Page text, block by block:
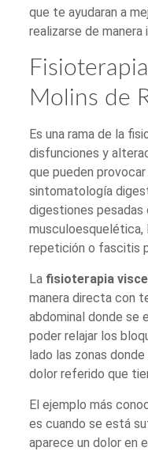
que te ayudaran a
realizarse de manera
Molins de
Es una rama de la
disfunciones y
que pueden
sintomatología
digestiones
musculoesquelética,
repetición o fascitis
La fisioterapia
manera directa con
abdominal donde se
poder relajar los
lado las zonas
dolor referido que
El ejemplo más
es cuando se está
aparece un dolor en